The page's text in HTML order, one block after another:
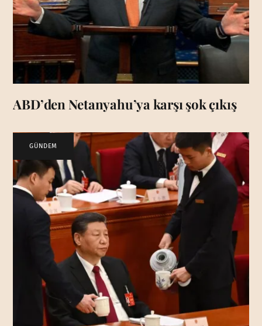
ABD’den Netanyahu’ya karşı şok çıkış
GÜNDEM